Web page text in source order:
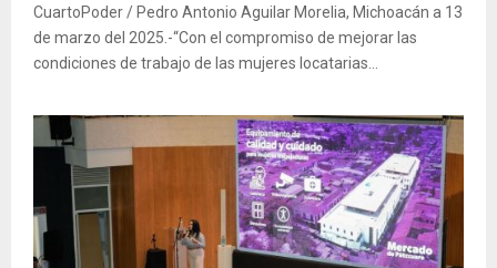
CuartoPoder / Pedro Antonio Aguilar Morelia, Michoacán a 13
de marzo del 2025.-“Con el compromiso de mejorar las
condiciones de trabajo de las mujeres locatarias...